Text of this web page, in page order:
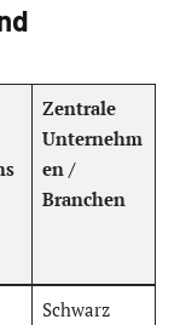
Zentrale
Unternehm
en /
Branchen
Schwarz